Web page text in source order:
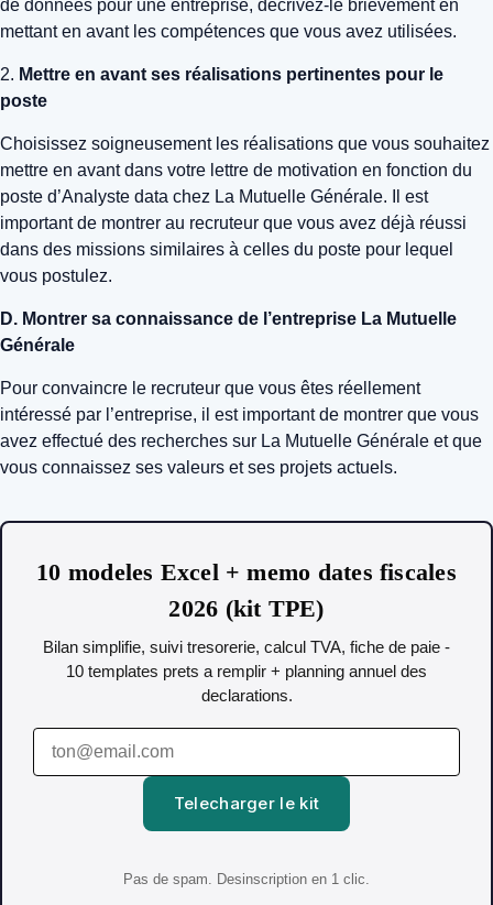
de données pour une entreprise, décrivez-le brièvement en
mettant en avant les compétences que vous avez utilisées.
2. Mettre en avant ses réalisations pertinentes pour le
poste
Choisissez soigneusement les réalisations que vous souhaitez
mettre en avant dans votre lettre de motivation en fonction du
poste d’Analyste data chez La Mutuelle Générale. Il est
important de montrer au recruteur que vous avez déjà réussi
dans des missions similaires à celles du poste pour lequel
vous postulez.
D. Montrer sa connaissance de l’entreprise La Mutuelle
Générale
Pour convaincre le recruteur que vous êtes réellement
intéressé par l’entreprise, il est important de montrer que vous
avez effectué des recherches sur La Mutuelle Générale et que
vous connaissez ses valeurs et ses projets actuels.
10 modeles Excel + memo dates fiscales
2026 (kit TPE)
Bilan simplifie, suivi tresorerie, calcul TVA, fiche de paie -
10 templates prets a remplir + planning annuel des
declarations.
Telecharger le kit
Pas de spam. Desinscription en 1 clic.